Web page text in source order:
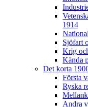
1914
Sjöfart
Krig
Kända
Det korta
Första
Ryska
Andra